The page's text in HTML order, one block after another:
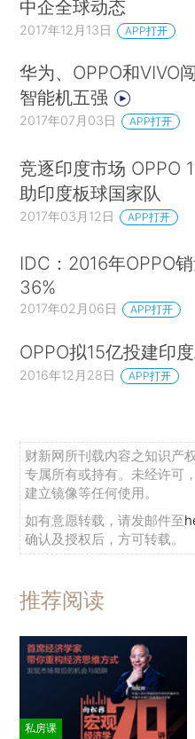
中企全球动态
2017年12月13日 APP打开
华为、OPPO和VIVO
智能机五强
2017年07月03日 APP打开
竞逐印度市场 OPPO
助印度板球国家队
2017年03月12日 APP打开
IDC：2016年OPPO
36%
2017年02月06日 APP打开
OPPO拟15亿投建印
2016年12月28日 APP打开
财新网所刊载内容之知识产
专属所有或持有。未经许可
建立镜像等任何使用。
如有意愿转载，请发邮件至
确认及授权后，方可转载。
推荐阅读
私房课